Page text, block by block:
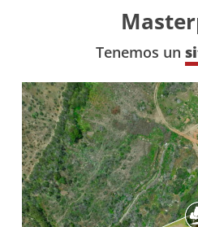
Tenemos un